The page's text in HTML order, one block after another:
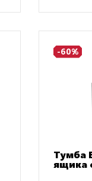
-60%
Тумба
ящика